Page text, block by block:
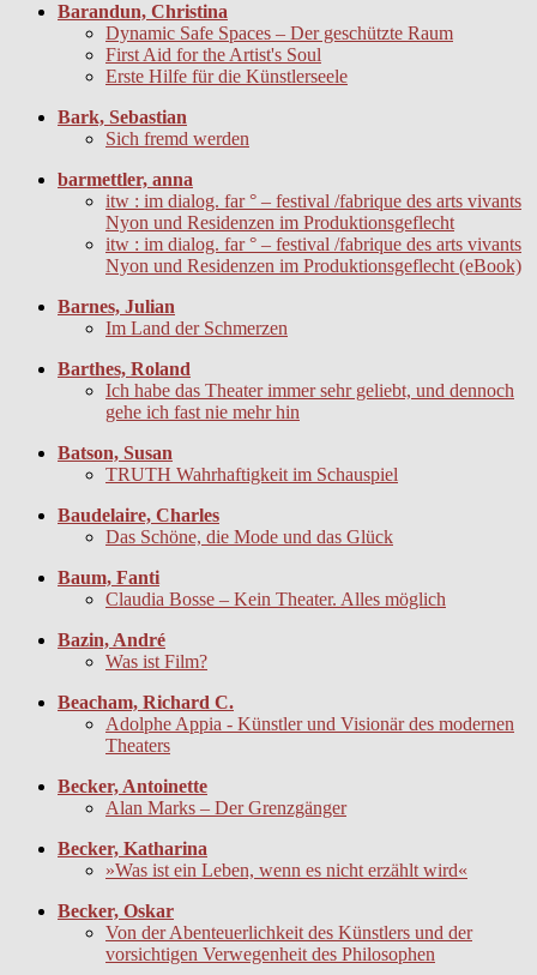
Barandun, Christina
Dynamic Safe Spaces – Der geschützte Raum
First Aid for the Artist's Soul
Erste Hilfe für die Künstlerseele
Bark, Sebastian
Sich fremd werden
barmettler, anna
itw : im dialog. far ° – festival /fabrique des arts vivants
Nyon und Residenzen im Produktionsgeflecht
itw : im dialog. far ° – festival /fabrique des arts vivants
Nyon und Residenzen im Produktionsgeflecht (eBook)
Barnes, Julian
Im Land der Schmerzen
Barthes, Roland
Ich habe das Theater immer sehr geliebt, und dennoch
gehe ich fast nie mehr hin
Batson, Susan
TRUTH Wahrhaftigkeit im Schauspiel
Baudelaire, Charles
Das Schöne, die Mode und das Glück
Baum, Fanti
Claudia Bosse – Kein Theater. Alles möglich
Bazin, André
Was ist Film?
Beacham, Richard C.
Adolphe Appia - Künstler und Visionär des modernen
Theaters
Becker, Antoinette
Alan Marks – Der Grenzgänger
Becker, Katharina
»Was ist ein Leben, wenn es nicht erzählt wird«
Becker, Oskar
Von der Abenteuerlichkeit des Künstlers und der
vorsichtigen Verwegenheit des Philosophen